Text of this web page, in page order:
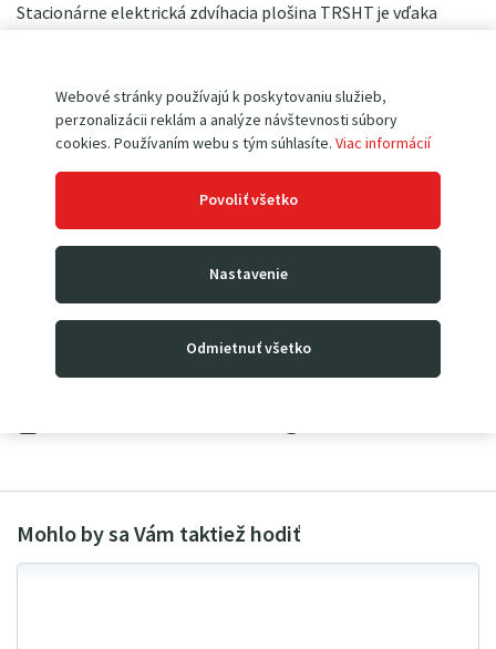
Webové stránky používajú k poskytovaniu služieb,
perzonalizácii reklám a analýze návštevnosti súbory
cookies. Používaním webu s tým súhlasíte. Viac informácií
Povoliť všetko
Nastavenie
Odmietnuť všetko
Stacionárne elektrická zdvíhacia plošina TRSHT je vďaka
zdvíhacie stoly TRSHT sa používajú hlavne pre nakládku
alebo umiestnenie v skladoch, atď.
Kód produktu
Maximálna výška
Rozmer stola